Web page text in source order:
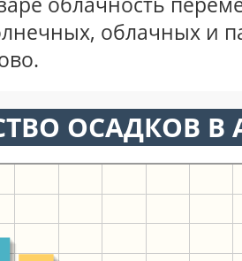
облачных и
ОСАДКОВ В